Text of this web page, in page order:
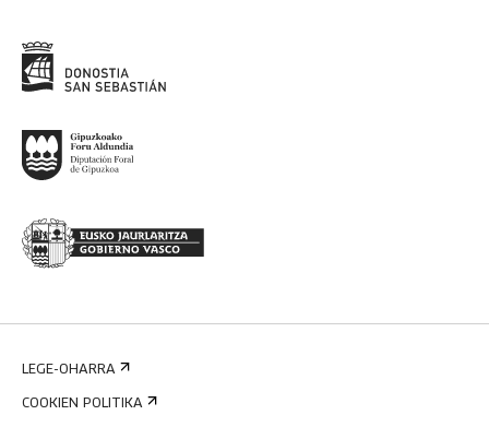
LEGE-OHARRA
COOKIEN POLITIKA